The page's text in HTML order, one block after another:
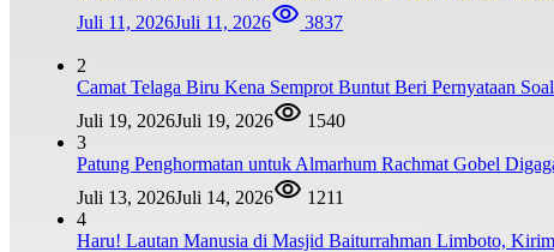
Juli 11, 2026Juli 11, 2026 3837
2
Camat Telaga Biru Kena Semprot Buntut Beri Pernyataan
Juli 19, 2026Juli 19, 2026
1540
3
Patung Penghormatan untuk Almarhum Rachmat Gobel
Juli 13, 2026Juli 14, 2026
1211
4
Haru! Lautan Manusia di Masjid Baiturrahman Limboto,